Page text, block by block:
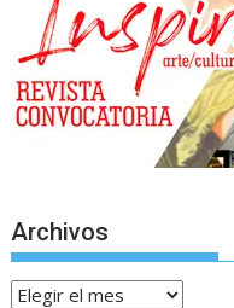
Archivos
Archivos